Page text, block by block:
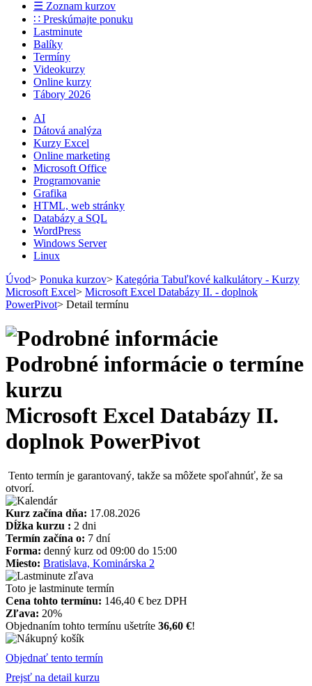
☰ Zoznam kurzov
∷ Preskúmajte ponuku
Lastminute
Balíky
Termíny
Videokurzy
Online kurzy
Tábory 2026
AI
Dátová analýza
Kurzy Excel
Online marketing
Microsoft Office
Programovanie
Grafika
HTML, web stránky
Databázy a SQL
WordPress
Windows Server
Linux
Úvod> Ponuka kurzov> Kategória Tabuľkové kalkulátory - Kurzy
Microsoft Excel> Microsoft Excel Databázy II. - doplnok
PowerPivot> Detail termínu
Podrobné informácie o termíne
kurzu
Microsoft Excel Databázy II.
doplnok PowerPivot
Tento termín je garantovaný, takže sa môžete spoľahnúť, že sa
otvorí.
Kurz začína dňa: 17.08.2026
Dĺžka kurzu : 2 dni
Termín začína o: 7 dní
Forma: denný kurz od 09:00 do 15:00
Miesto: Bratislava, Kominárska 2
Toto je lastminute termín
Cena tohto termínu: 146,40 € bez DPH
Zľava: 20%
Objednaním tohto termínu ušetríte 36,60 €!
Objednať tento termín
Prejsť na detail kurzu